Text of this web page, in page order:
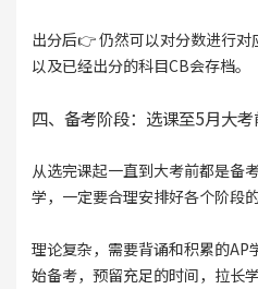
出分后👉 仍然可以对分数进行对
以及已经出分的科目CB会存档。
四、备考阶段：选课至5月大考
从选完课起一直到大考前都是备
学，一定要合理安排好各个阶段
理论复杂，需要背诵和积累的AP
始备考，预留充足的时间，拉长